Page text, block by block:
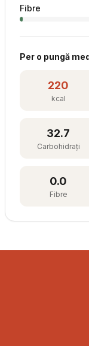
Fibre
Per o pungă
220
kcal
32.7
Carbohidrați
0.0
Fibre